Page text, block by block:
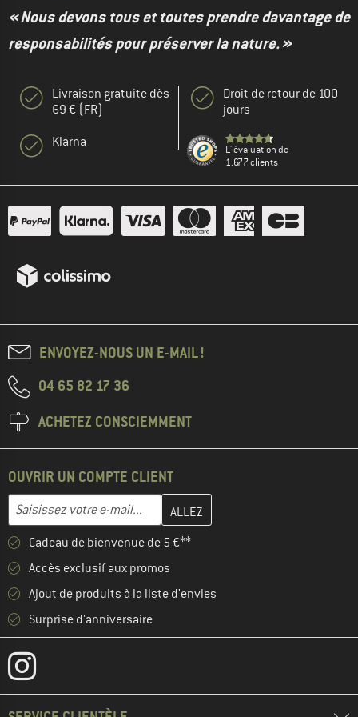
« Nous devons tous et toutes prendre davantage de
responsabilités pour préserver la nature. »
Livraison gratuite dès
69 € (FR)
Klarna
Droit de retour de 100
jours
L' évaluation de
1.677 clients
ENVOYEZ-NOUS UN E-MAIL !
04 65 82 17 36
ACHETEZ CONSCIEMMENT
OUVRIR UN COMPTE CLIENT
Adresse e-mail
Entrez votre adresse e-mail ici et créez votre compte client à la
Cadeau de bienvenue de 5 €**
Accès exclusif aux promos
Ajout de produits à la liste d'envies
Surprise d'anniversaire